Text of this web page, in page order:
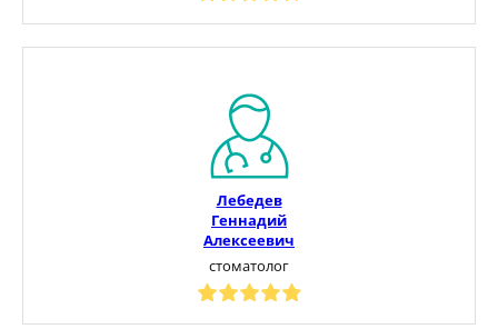
Лебедев
Геннадий
Алексеевич
стоматолог